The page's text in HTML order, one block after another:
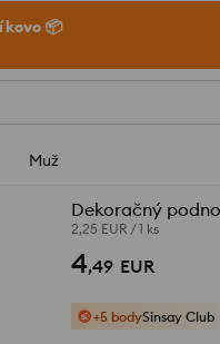
📦
Muž
Dekoračný
2,25 EUR /1 ks
4,49 EUR
+5 bodySinsay Club